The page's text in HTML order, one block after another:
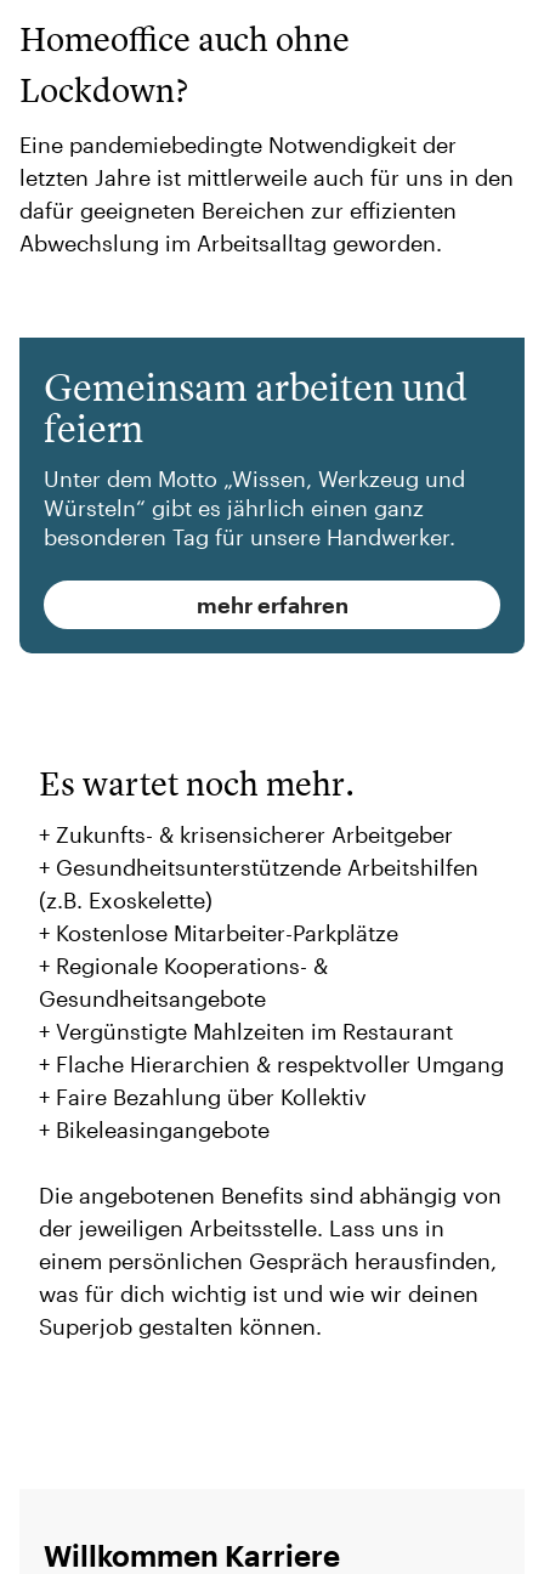
Homeoffice auch ohne
Lockdown?
Eine pandemiebedingte Notwendigkeit der
letzten Jahre ist mittlerweile auch für uns in den
dafür geeigneten Bereichen zur effizienten
Abwechslung im Arbeitsalltag geworden.
Gemeinsam arbeiten und
feiern
Unter dem Motto „Wissen, Werkzeug und
Würsteln“ gibt es jährlich einen ganz
besonderen Tag für unsere Handwerker.
mehr erfahren
Es wartet noch mehr.
+ Zukunfts- & krisensicherer Arbeitgeber
+ Gesundheitsunterstützende Arbeitshilfen
(z.B. Exoskelette)
+ Kostenlose Mitarbeiter-Parkplätze
+ Regionale Kooperations- &
Gesundheitsangebote
+ Vergünstigte Mahlzeiten im Restaurant
+ Flache Hierarchien & respektvoller Umgang
+ Faire Bezahlung über Kollektiv
+ Bikeleasingangebote
Die angebotenen Benefits sind abhängig von
der jeweiligen Arbeitsstelle. Lass uns in
einem persönlichen Gespräch herausfinden,
was für dich wichtig ist und wie wir deinen
Superjob gestalten können.
Willkommen Karriere